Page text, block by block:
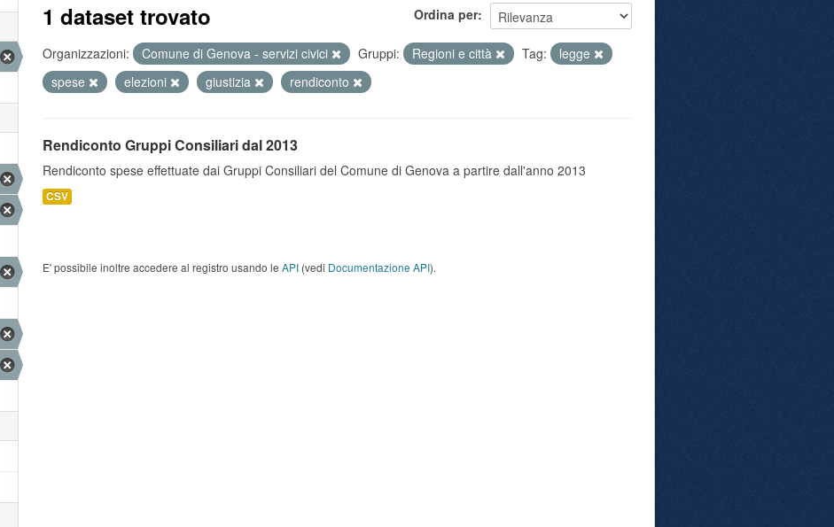
Ordina per
1 dataset trovato
Organizzazioni: Comune di Genova - servizi civici Gruppi: Regioni e città Tag:
legge
spese
elezioni giustizia rendiconto
Rendiconto Gruppi Consiliari dal 2013
Rendiconto spese effettuate dai Gruppi Consiliari del Comune di Genova a partire dall'anno 2013
CSV
E' possibile inoltre accedere al registro usando le API (vedi Documentazione API).